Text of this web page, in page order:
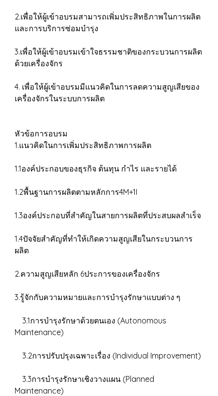
2.เพื่อให้ผู้เข้าอบรมสามารถเพิ่มประสิทธิภาพในการผลิต
และการบริการซ่อมบำรุง
3.เพื่อให้ผู้เข้าอบรมเข้าใจธรรมชาติของกระบวนการผลิต
ด้วยเครื่องจักร
4. เพื่อให้ผู้เข้าอบรมมีแนวคิดในการลดความสูญเสียของ
เครื่องจักรในระบบการผลิต
หัวข้อการอบรม
1.แนวคิดในการเพิ่มประสิทธิภาพการผลิต
1.1องค์ประกอบของธุรกิจ ต้นทุน กำไร และรายได้
1.2พื้นฐานการผลิตตามหลักการ4M+1I
1.3องค์ประกอบที่สำคัญในสายการผลิตที่ประสบผลสำเร็จ
1.4ปัจจัยสำคัญที่ทำให้เกิดความสูญเสียในกระบวนการ
ผลิต
2.ความสูญเสียหลัก 6ประการของเครื่องจักร
3.รู้จักกับความหมายและการบำรุงรักษาแบบต่าง ๆ
3.1การบำรุงรักษาด้วยตนเอง (Autonomous
Maintenance)
3.2การปรับปรุงเฉพาะเรื่อง (Individual Improvement)
3.3การบำรุงรักษาเชิงวางแผน (Planned
Maintenance)